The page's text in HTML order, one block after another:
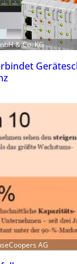
& Co. KG
AG